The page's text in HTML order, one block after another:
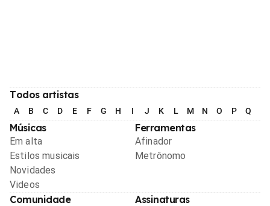
Todos artistas
A B C D E F G H I J K L M N O P Q
Músicas
Em alta
Estilos musicais
Novidades
Videos
Ferramentas
Afinador
Metrônomo
Comunidade Assinaturas